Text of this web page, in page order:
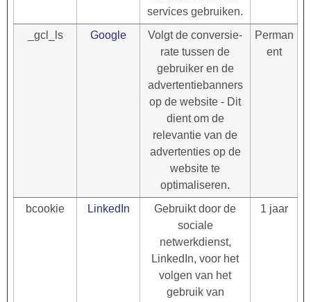
services gebruiken.
_gcl_ls Google
Volgt de conversie-
rate tussen de
gebruiker en de
advertentiebanners
op de website - Dit
dient om de
relevantie van de
advertenties op de
website te
optimaliseren.
Perman
ent
bcookie LinkedIn
Gebruikt door de
sociale
netwerkdienst,
LinkedIn, voor het
volgen van het
gebruik van
1 jaar